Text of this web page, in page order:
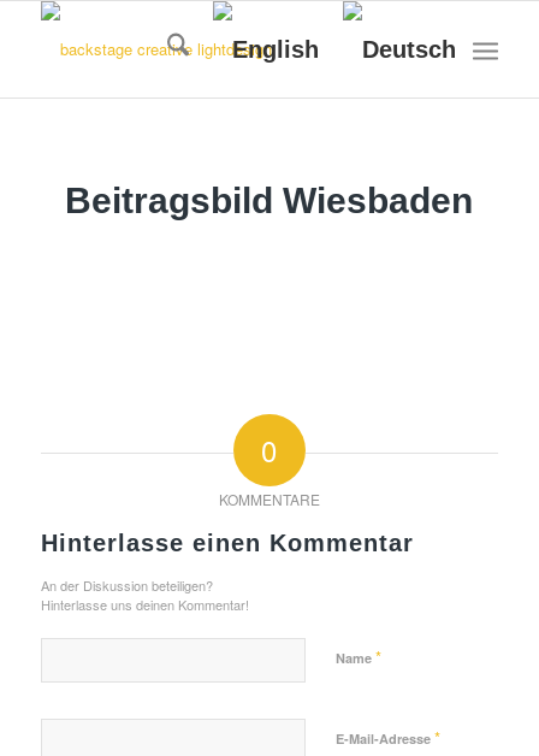
Beitragsbild Wiesbaden
0
KOMMENTARE
Hinterlasse einen Kommentar
An der Diskussion beteiligen?
Hinterlasse uns deinen Kommentar!
Name *
E-Mail-Adresse *